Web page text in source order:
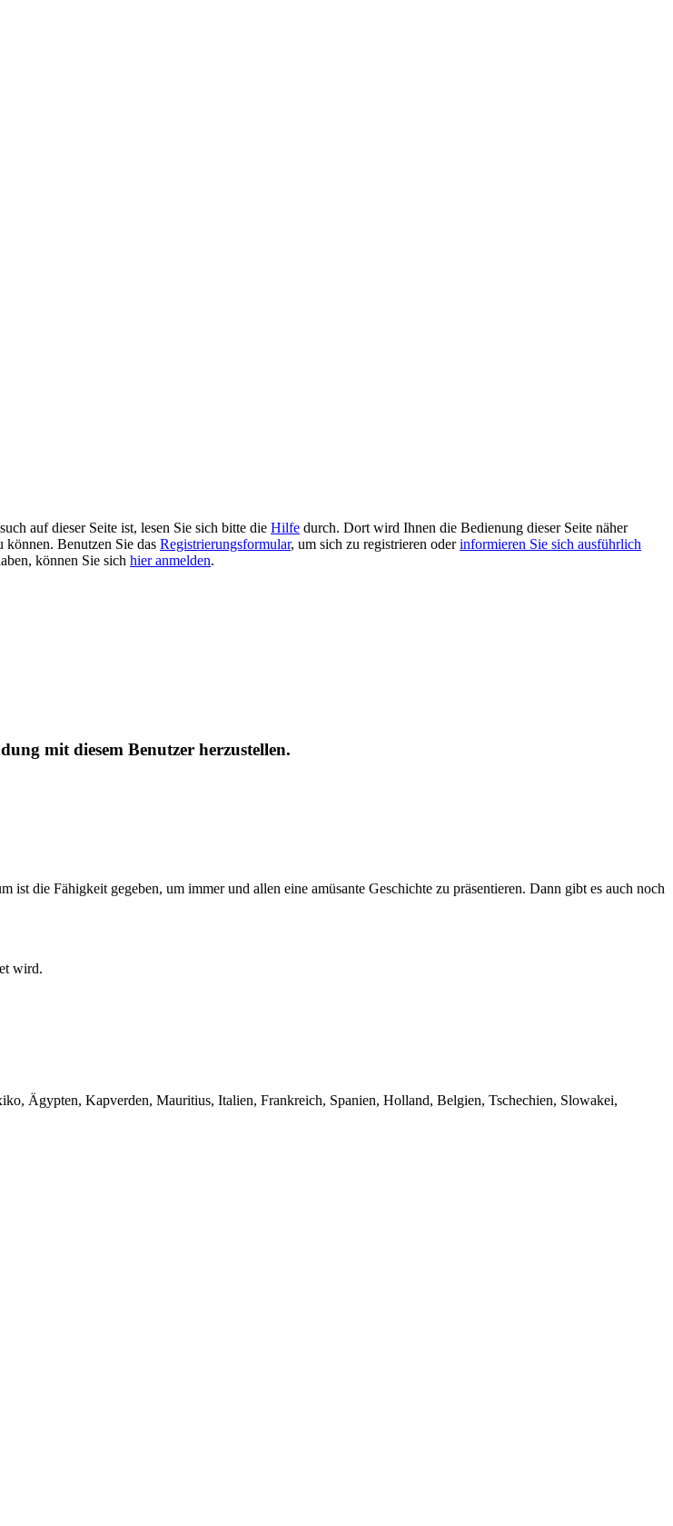
auf dieser Seite ist, lesen Sie sich bitte die Hilfe durch. Dort wird Ihnen die Bedienung dieser Seite näher
können. Benutzen Sie das Registrierungsformular, um sich zu registrieren oderinformieren Sie sich ausführlich
können Sie sich hier anmelden.
mit diesem Benutzer herzustellen.
die Fähigkeit gegeben, um immer und allen eine amüsante Geschichte zu präsentieren. Dann gibt es auch noch
wird.
Ägypten, Kapverden, Mauritius, Italien, Frankreich, Spanien, Holland, Belgien, Tschechien, Slowakei,